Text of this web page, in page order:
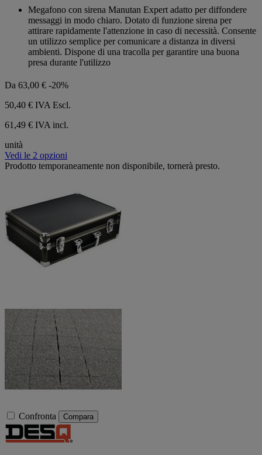
Megafono con sirena Manutan Expert adatto per diffondere
messaggi in modo chiaro. Dotato di funzione sirena per
attirare rapidamente l'attenzione in caso di necessità. Consente
un utilizzo semplice per comunicare a distanza in diversi
ambienti. Dispone di una tracolla per garantire una buona
presa durante l'utilizzo
Da 63,00 € -20%
50,40 € IVA Escl.
61,49 € IVA incl.
unità
Vedi le 2 opzioni
Prodotto temporaneamente non disponibile, tornerà presto.
Confronta Compara